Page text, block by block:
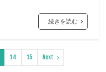
続きを読む
14 15 Next